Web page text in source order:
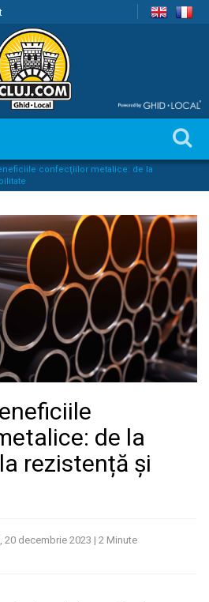
confecţiilor metalice: de la
de la
rezistență și
20 decembrie 2023 | 2 Minute